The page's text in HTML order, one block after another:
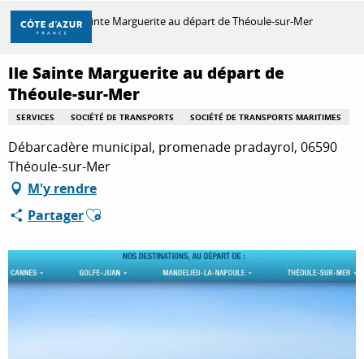
Aller
contenu
principal
DÉCOUVRIR
À FAIRE
SÉJOURNER
Accueil Ile Sainte Marguerite au départ de Théoule-sur-Mer
Ile Sainte Marguerite au départ de
Théoule-sur-Mer
SERVICES SOCIÉTÉ DE TRANSPORTS SOCIÉTÉ DE TRANSPORTS MARITIMES
Débarcadère municipal, promenade pradayrol, 06590
Théoule-sur-Mer
M'y rendre
PartagerAjouter aux favoris